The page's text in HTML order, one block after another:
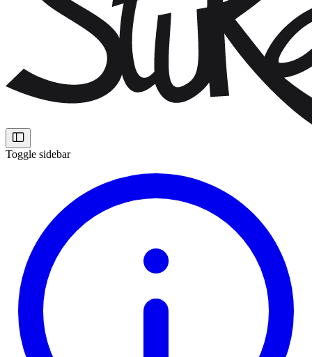
Toggle sidebar